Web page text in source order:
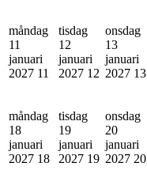
måndag
11
januari
2027 11
tisdag
12
januari
2027 12
onsdag
13
januari
2027 13
måndag
18
januari
2027 18
tisdag
19
januari
2027 19
onsdag
20
januari
2027 20